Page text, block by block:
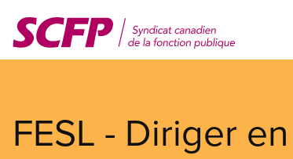
contenu
FESL - Diriger